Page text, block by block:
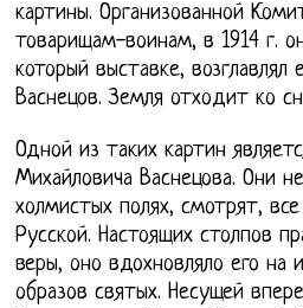
картины. Организованной
товарищам-воинам, в 1914 г.
который выставке, возглавлял
Васнецов. Земля отходит ко
Одной из таких картин
Михайловича Васнецова. Они
холмистых полях, смотрят,
Русской. Настоящих столпов
веры, оно вдохновляло его на
образов святых. Несущей